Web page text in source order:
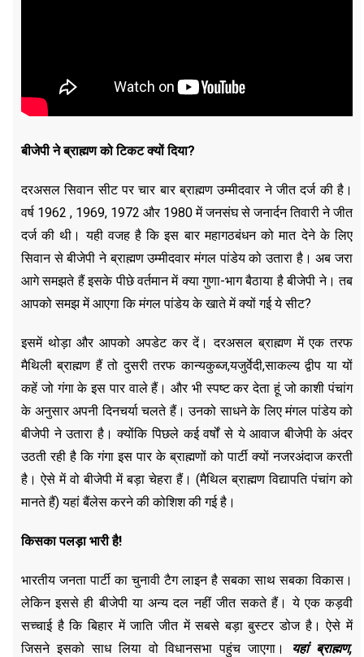
बीजेपी ने ब्राह्मण को टिकट क्यों दिया?
दरअसल सिवान सीट पर चार बार ब्राह्मण उम्मीदवार ने जीत दर्ज की है।
वर्ष 1962 , 1969, 1972 और 1980 में जनसंघ से जनार्दन तिवारी ने जीत
दर्ज की थी। यही वजह है कि इस बार महागठबंधन को मात देने के लिए
सिवान से बीजेपी ने ब्राह्मण उम्मीदवार मंगल पांडेय को उतारा है। अब जरा
आगे समझते हैं इसके पीछे वर्तमान में क्या गुणा-भाग बैठाया है बीजेपी ने। तब
आपको समझ में आएगा कि मंगल पांडेय के खाते में क्यों गई ये सीट?
इसमें थोड़ा और आपको अपडेट कर दें। दरअसल ब्राह्मण में एक तरफ
मैथिली ब्राह्मण हैं तो दुसरी तरफ कान्यकुब्ज,यजुर्वेदी,साकल्य द्वीप या यों
कहें जो गंगा के इस पार वाले हैं। और भी स्पष्ट कर देता हूं जो काशी पंचांग
के अनुसार अपनी दिनचर्या चलते हैं। उनको साधने के लिए मंगल पांडेय को
बीजेपी ने उतारा है। क्योंकि पिछले कई वर्षों से ये आवाज बीजेपी के अंदर
उठती रही है कि गंगा इस पार के ब्राह्मणों को पार्टी क्यों नजरअंदाज करती
है। ऐसे में वो बीजेपी में बड़ा चेहरा हैं। (मैथिल ब्राह्मण विद्यापति पंचांग को
मानते हैं) यहां बैंलेस करने की कोशिश की गई है।
किसका पलड़ा भारी है!
भारतीय जनता पार्टी का चुनावी टैग लाइन है सबका साथ सबका विकास।
लेकिन इससे ही बीजेपी या अन्य दल नहीं जीत सकते हैं। ये एक कड़वी
सच्चाई है कि बिहार में जाति जीत में सबसे बड़ा बुस्टर डोज है। ऐसे में
जिसने इसको साध लिया वो विधानसभा पहुंच जाएगा। यहां ब्राह्मण,